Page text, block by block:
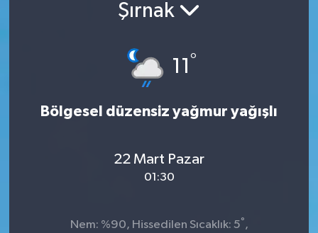
Şırnak
11 °
Bölgesel düzensiz yağmur yağışlı
22 Mart Pazar
01:30
Nem: %90, Hissedilen Sıcaklık: 5° ,